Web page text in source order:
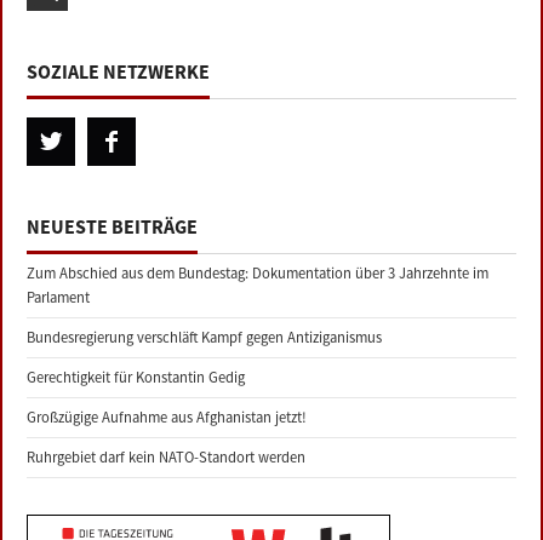
SOZIALE NETZWERKE
NEUESTE BEITRÄGE
Zum Abschied aus dem Bundestag: Dokumentation über 3 Jahrzehnte im
Parlament
Bundesregierung verschläft Kampf gegen Antiziganismus
Gerechtigkeit für Konstantin Gedig
Großzügige Aufnahme aus Afghanistan jetzt!
Ruhrgebiet darf kein NATO-Standort werden